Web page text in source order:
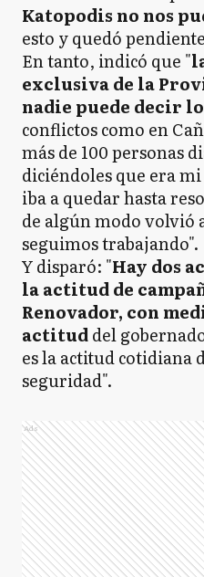
Katopodis no nos
esto y quedó
En tanto, indicó que "
exclusiva de la
nadie puede decir
conflictos como en
más de 100 personas
diciéndoles que era
iba a quedar hasta
de algún modo volvió
seguimos trabajando".
Y disparó: "Hay dos
la actitud de
Renovador, con
actituddel
es la actitud cotidiana
seguridad".
Ads